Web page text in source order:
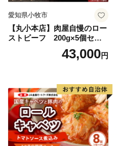
愛知県小牧市
【丸小本店】肉屋自慢のロー
ストビーフ 200g×5個セッ
43,000円